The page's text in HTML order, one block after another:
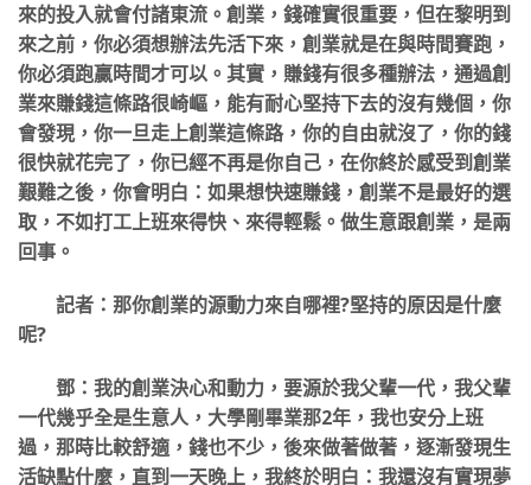
來的投入就會付諸東流。創業，錢確實很重要，但在黎明到
來之前，你必須想辦法先活下來，創業就是在與時間賽跑，
你必須跑贏時間才可以。其實，賺錢有很多種辦法，通過創
業來賺錢這條路很崎嶇，能有耐心堅持下去的沒有幾個，你
會發現，你一旦走上創業這條路，你的自由就沒了，你的錢
很快就花完了，你已經不再是你自己，在你終於感受到創業
艱難之後，你會明白：如果想快速賺錢，創業不是最好的選
取，不如打工上班來得快、來得輕鬆。做生意跟創業，是兩
回事。
記者：那你創業的源動力來自哪裡?堅持的原因是什麼
呢?
鄧：我的創業決心和動力，要源於我父輩一代，我父輩
一代幾乎全是生意人，大學剛畢業那2年，我也安分上班
過，那時比較舒適，錢也不少，後來做著做著，逐漸發現生
活缺點什麼，直到一天晚上，我終於明白：我還沒有實現夢